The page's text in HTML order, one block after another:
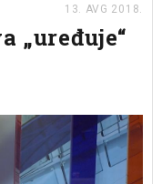
13. AVG 2018.
„uređuje“